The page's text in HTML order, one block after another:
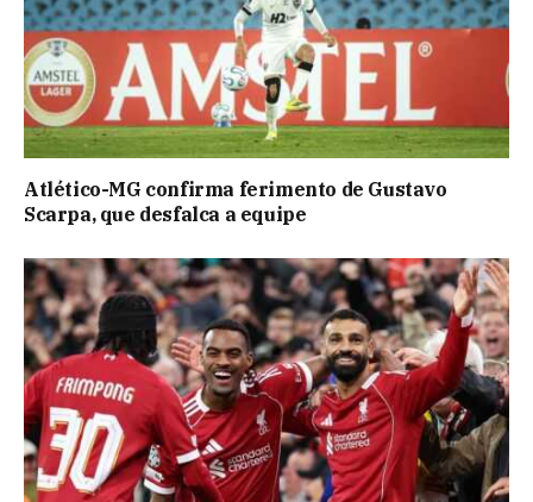
Atlético-MG confirma ferimento de Gustavo
Scarpa, que desfalca a equipe